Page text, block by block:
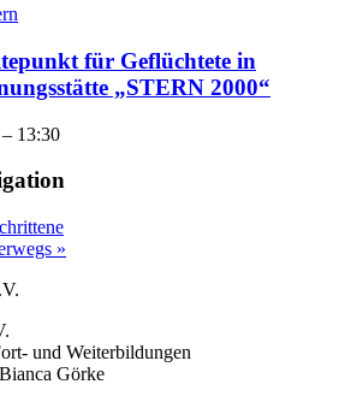
für Geflüchtete in
„STERN 2000“
– 13:30
»
und Weiterbildungen
Görke